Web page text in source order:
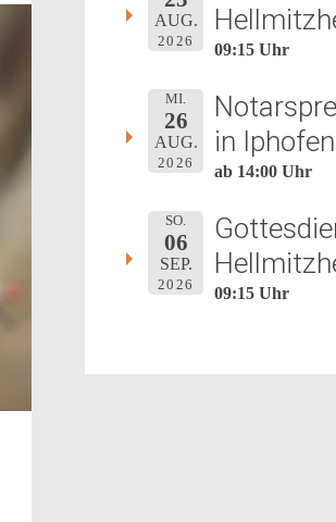
AUG.
2026 09:15 Uhr
MI.
26
AUG.
2026
in Iphofen
ab 14:00 Uhr
SO.
06
SEP.
2026 09:15 Uhr